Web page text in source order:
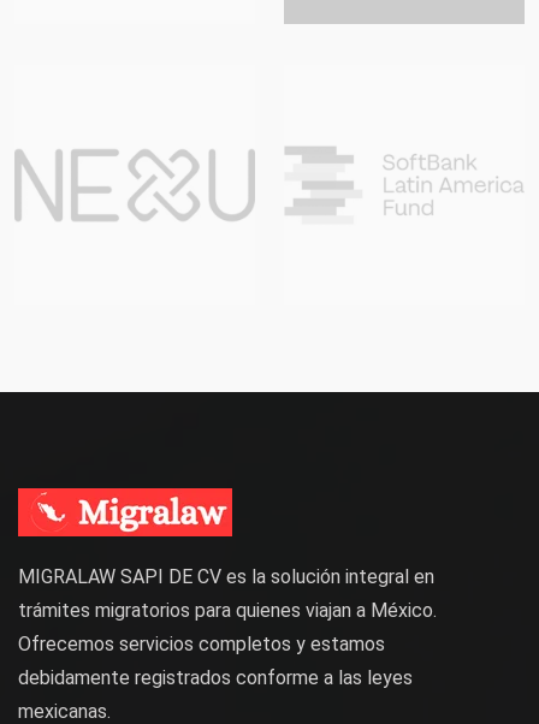
MIGRALAW SAPI DE CV es la solución integral en
trámites migratorios para quienes viajan a México.
Ofrecemos servicios completos y estamos
debidamente registrados conforme a las leyes
mexicanas.